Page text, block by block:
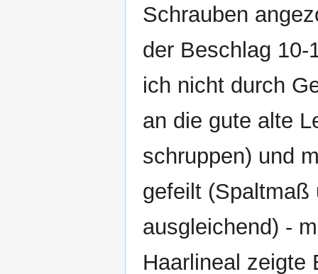
Schrauben
der Beschlag 10-
ich nicht durch
an die gute alte
schruppen) und
gefeilt (Spaltmaß
ausgleichend) -
Haarlineal zeigte